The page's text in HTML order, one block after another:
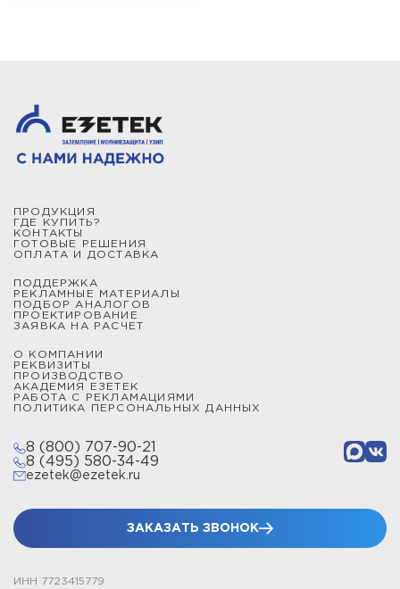
ПРОДУКЦИЯ
ГДЕ КУПИТЬ?
КОНТАКТЫ
ГОТОВЫЕ РЕШЕНИЯ
ОПЛАТА И ДОСТАВКА
ПОДДЕРЖКА
РЕКЛАМНЫЕ МАТЕРИАЛЫ
ПОДБОР АНАЛОГОВ
ПРОЕКТИРОВАНИЕ
ЗАЯВКА НА РАСЧЕТ
О КОМПАНИИ
РЕКВИЗИТЫ
ПРОИЗВОДСТВО
АКАДЕМИЯ ЕЗЕТЕК
РАБОТА С РЕКЛАМАЦИЯМИ
ПОЛИТИКА ПЕРСОНАЛЬНЫХ ДАННЫХ
8 (800) 707-90-21
8 (495) 580-34-49
ezetek@ezetek.ru
ЗАКАЗАТЬ ЗВОНОК
ИНН 7723415779